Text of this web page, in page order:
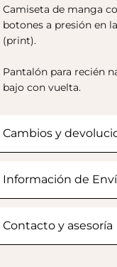
Camiseta de manga
botones a presión en
(print).
Pantalón para recién
bajo con vuelta.
Cambios y
Información de
Contacto y asesoría